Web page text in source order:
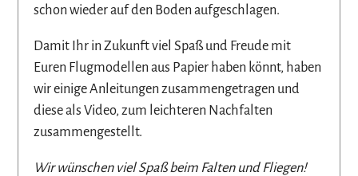
schon wieder auf den Boden aufgeschlagen.
Damit Ihr in Zukunft viel Spaß und Freude mit
Euren Flugmodellen aus Papier haben könnt, haben
wir einige Anleitungen zusammengetragen und
diese als Video, zum leichteren Nachfalten
zusammengestellt.
Wir wünschen viel Spaß beim Falten und Fliegen!